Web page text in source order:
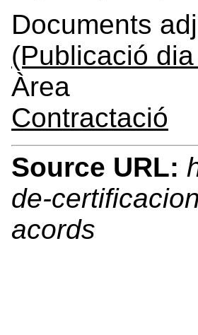
Documents
(Publicació
Àrea
Contractació
Source URL:
de-
acords